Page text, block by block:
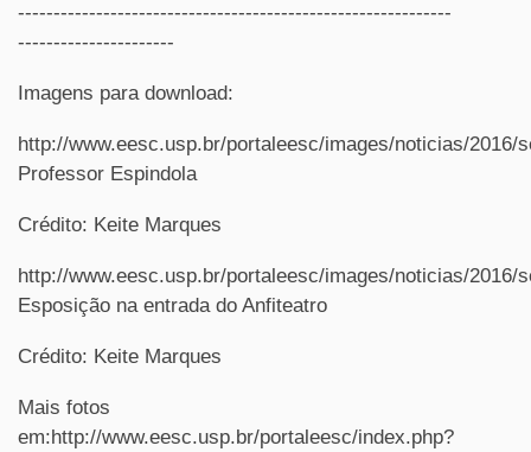
-------------------------------------------------------------
----------------------
Imagens para download:
http://www.eesc.usp.br/portaleesc/images/noticias/2016/
Professor Espindola
Crédito: Keite Marques
http://www.eesc.usp.br/portaleesc/images/noticias/2016/
Esposição na entrada do Anfiteatro
Crédito: Keite Marques
Mais fotos
em:http://www.eesc.usp.br/portaleesc/index.php?